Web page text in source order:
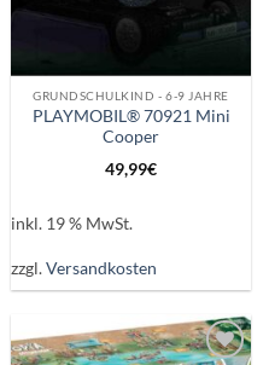
GRUNDSCHULKIND - 6-9 JAHRE
PLAYMOBIL® 70921 Mini
Cooper
49,99€
inkl. 19 % MwSt.
zzgl.Versandkosten